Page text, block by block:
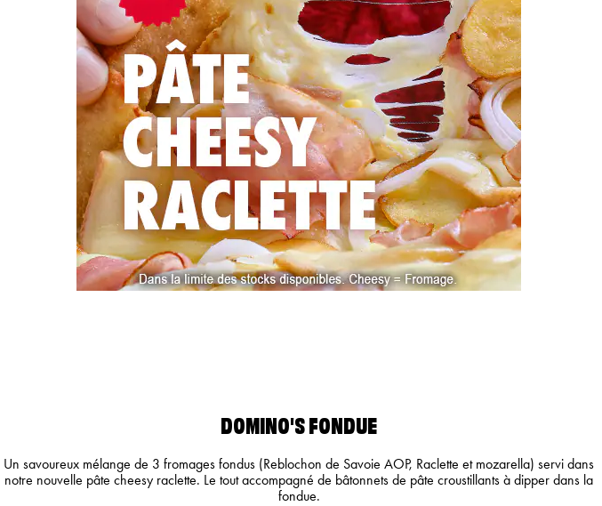
DOMINO'S FONDUE
Un savoureux mélange de 3 fromages fondus (Reblochon de Savoie AOP, Raclette et mozarella) servi dans
notre nouvelle pâte cheesy raclette. Le tout accompagné de bâtonnets de pâte croustillants à dipper dans la
fondue.